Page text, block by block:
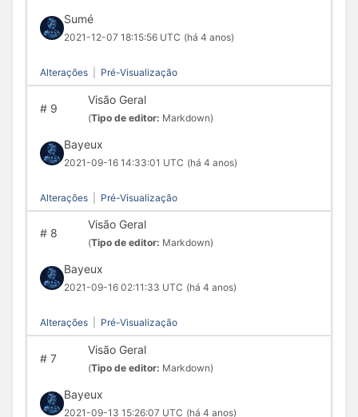
Sumé
2021-12-07 18:15:56 UTC (há 4 anos)
Alterações Pré-Visualização
#9
Visão Geral
(Tipo de editor: Markdown)
Bayeux
2021-09-16 14:33:01 UTC (há 4 anos)
Alterações Pré-Visualização
#8
Visão Geral
(Tipo de editor: Markdown)
Bayeux
2021-09-16 02:11:33 UTC (há 4 anos)
Alterações Pré-Visualização
#7
Visão Geral
(Tipo de editor: Markdown)
Bayeux
2021-09-13 15:26:07 UTC (há 4 anos)